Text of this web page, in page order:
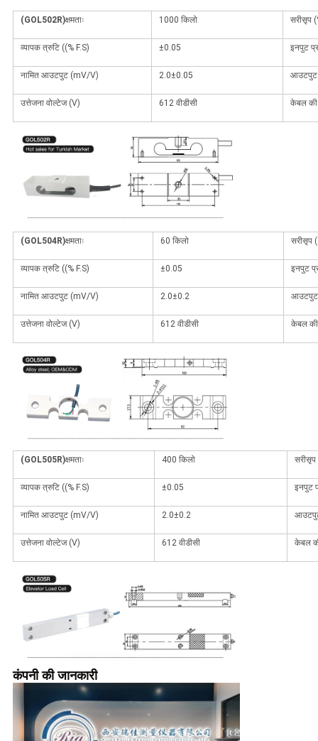
(GOL502R)क्षमताः 1000 किलो सरीसृप
व्यापक त्रुटि ((% F.S) ±0.05 इनपुट
नामित आउटपुट (mV/V) 2.0±0.05 आउटपुट
उत्तेजना वोल्टेज (V) 612 वीडीसी केबल की
(GOL504R)क्षमताः 60 किलो सरीसृप
व्यापक त्रुटि ((% F.S) ±0.05 इनपुट
नामित आउटपुट (mV/V) 2.0±0.2 आउटपुट
उत्तेजना वोल्टेज (V) 612 वीडीसी केबल की
(GOL505R)क्षमताः 400 किलो सरीसृप
व्यापक त्रुटि ((% F.S) ±0.05 इनपुट
नामित आउटपुट (mV/V) 2.0±0.2
उत्तेजना वोल्टेज (V) 612 वीडीसी केबल
कंपनी की जानकारी